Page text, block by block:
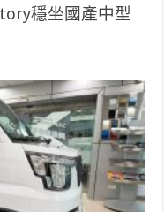
穩坐國產中型